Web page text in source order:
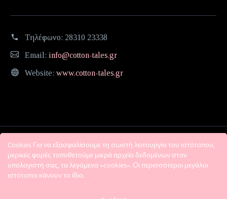
Τηλέφωνο: 28310 23338
Email: info@cotton-tales.gr
Website: www.cotton-tales.gr
Cookies Για να εξασφαλίσουμε τη σωστή λειτουργία του ιστότοπου,
μερικές φορές τοποθετούμε μικρά αρχεία δεδομένων στον
υπολογιστή σας, τα λεγόμενα «cookies». Οι περισσότεροι μεγάλοι
ιστότοποι κάνουν το ίδιο.